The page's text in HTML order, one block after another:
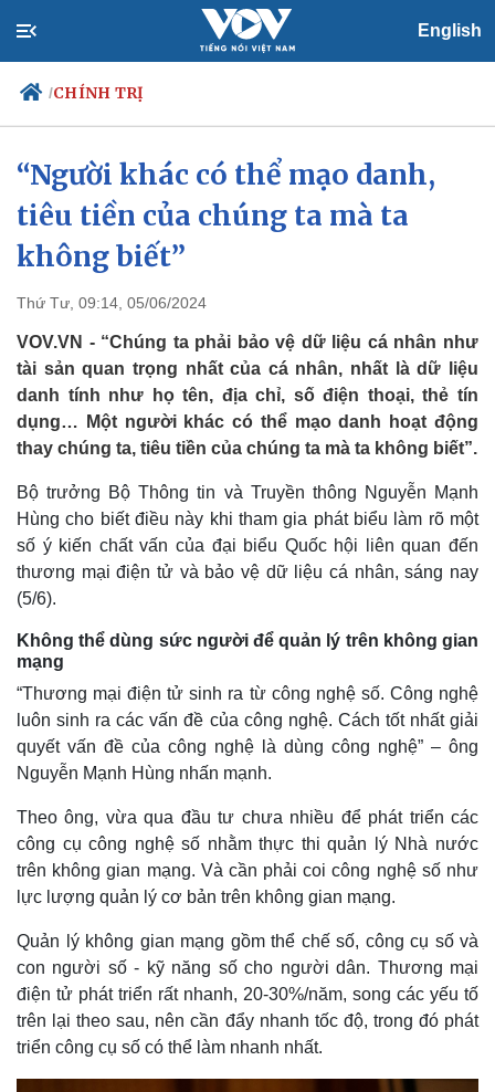
English
/CHÍNH TRỊ
Chính trị
Tổ chức nhân sự
Nhận diện sự thật
Xã hội
Tin 24h
Việc làm
Biển đảo
“Người khác có thể mạo danh,
tiêu tiền của chúng ta mà ta
không biết”
Thứ Tư, 09:14, 05/06/2024
VOV.VN - “Chúng ta phải bảo vệ dữ liệu cá nhân như
tài sản quan trọng nhất của cá nhân, nhất là dữ liệu
danh tính như họ tên, địa chỉ, số điện thoại, thẻ tín
dụng… Một người khác có thể mạo danh hoạt động
thay chúng ta, tiêu tiền của chúng ta mà ta không biết”.
Bộ trưởng Bộ Thông tin và Truyền thông Nguyễn Mạnh
Hùng cho biết điều này khi tham gia phát biểu làm rõ một
số ý kiến chất vấn của đại biểu Quốc hội liên quan đến
thương mại điện tử và bảo vệ dữ liệu cá nhân, sáng nay
(5/6).
Không thể dùng sức người để quản lý trên không gian
mạng
“Thương mại điện tử sinh ra từ công nghệ số. Công nghệ
luôn sinh ra các vấn đề của công nghệ. Cách tốt nhất giải
quyết vấn đề của công nghệ là dùng công nghệ” – ông
Nguyễn Mạnh Hùng nhấn mạnh.
Theo ông, vừa qua đầu tư chưa nhiều để phát triển các
công cụ công nghệ số nhằm thực thi quản lý Nhà nước
trên không gian mạng. Và cần phải coi công nghệ số như
lực lượng quản lý cơ bản trên không gian mạng.
Quản lý không gian mạng gồm thể chế số, công cụ số và
con người số - kỹ năng số cho người dân. Thương mại
điện tử phát triển rất nhanh, 20-30%/năm, song các yếu tố
trên lại theo sau, nên cần đẩy nhanh tốc độ, trong đó phát
triển công cụ số có thể làm nhanh nhất.